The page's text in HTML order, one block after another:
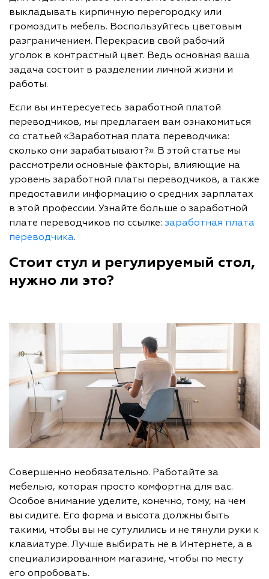
выкладывать кирпичную перегородку или
громоздить мебель. Воспользуйтесь цветовым
разграничением. Перекрасив свой рабочий
уголок в контрастный цвет. Ведь основная ваша
задача состоит в разделении личной жизни и
работы.
Если вы интересуетесь заработной платой
переводчиков, мы предлагаем вам ознакомиться
со статьей «Заработная плата переводчика:
сколько они зарабатывают?». В этой статье мы
рассмотрели основные факторы, влияющие на
уровень заработной платы переводчиков, а также
предоставили информацию о средних зарплатах
в этой профессии. Узнайте больше о заработной
плате переводчиков по ссылке: заработная плата
переводчика.
Стоит стул и регулируемый стол,
нужно ли это?
Совершенно необязательно. Работайте за
мебелью, которая просто комфортна для вас.
Особое внимание уделите, конечно, тому, на чем
вы сидите. Его форма и высота должны быть
такими, чтобы вы не сутулились и не тянули руки к
клавиатуре. Лучше выбирать не в Интернете, а в
специализированном магазине, чтобы по месту
его опробовать.